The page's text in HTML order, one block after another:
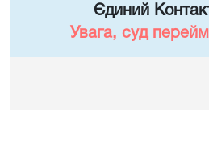
Єдиний
Увага, суд